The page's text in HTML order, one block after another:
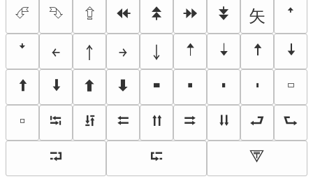
⮶
⮷ ⮸ ⯬ ⯭ ⯮ ⯯ ⽮
ꜛ
ꜜ
￩ ￪ ￫ ￬ 🠡 🠣 🠥
🠧
🠩
🠫 🠭 🠯 🢜 🢝 🢞 🢟
🢬
🢭
⭾ ⭿ ⮄ ⮅ ⮆ ⮇ ⮐
⮑
⮒
⮓ ⮗